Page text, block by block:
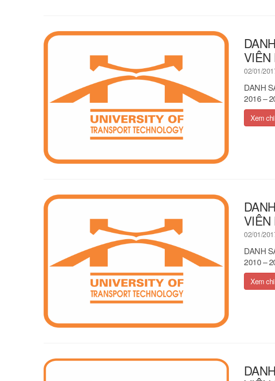
VIÊN
02/01/
DANH
2016 –
Xem
VIÊN
02/01/
DANH
2010 –
Xem